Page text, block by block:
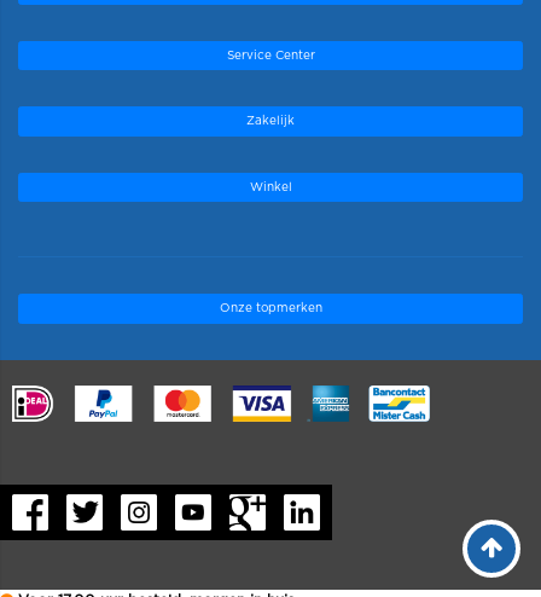
Service Center
Zakelijk
Winkel
Onze topmerken
.